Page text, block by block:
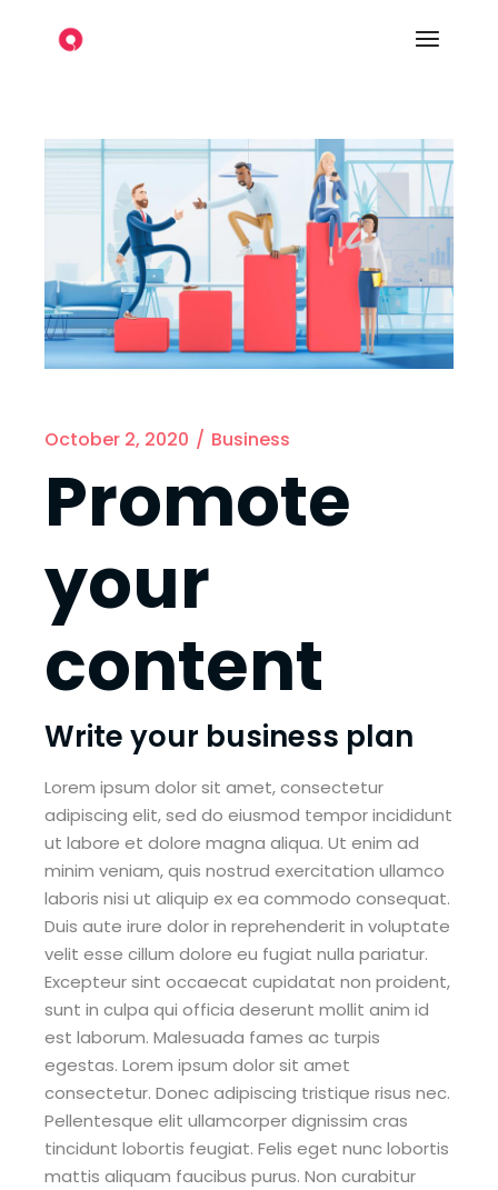
October 2, 2020 Business
Promote
your
content
Write your business plan
Lorem ipsum dolor sit amet, consectetur
adipiscing elit, sed do eiusmod tempor incididunt
ut labore et dolore magna aliqua. Ut enim ad
minim veniam, quis nostrud exercitation ullamco
laboris nisi ut aliquip ex ea commodo consequat.
Duis aute irure dolor in reprehenderit in voluptate
velit esse cillum dolore eu fugiat nulla pariatur.
Excepteur sint occaecat cupidatat non proident,
sunt in culpa qui officia deserunt mollit anim id
est laborum. Malesuada fames ac turpis
egestas. Lorem ipsum dolor sit amet
consectetur. Donec adipiscing tristique risus nec.
Pellentesque elit ullamcorper dignissim cras
tincidunt lobortis feugiat. Felis eget nunc lobortis
mattis aliquam faucibus purus. Non curabitur